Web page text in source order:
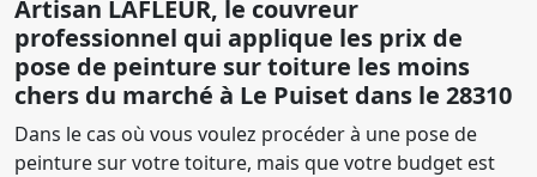
Artisan LAFLEUR, le couvreur
professionnel qui applique les prix de
pose de peinture sur toiture les moins
chers du marché à Le Puiset dans le 28310
Dans le cas où vous voulez procéder à une pose de
peinture sur votre toiture, mais que votre budget est